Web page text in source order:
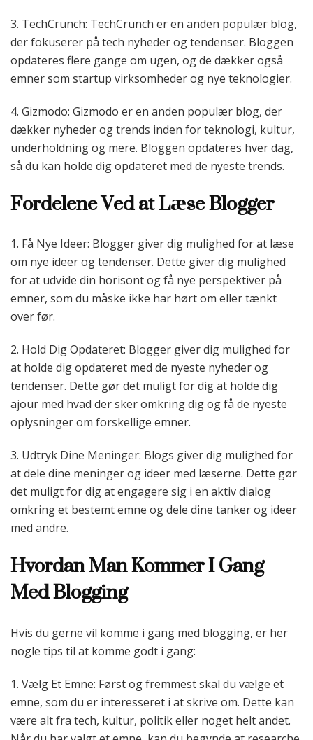
3. TechCrunch: TechCrunch er en anden populær blog,
der fokuserer på tech nyheder og tendenser. Bloggen
opdateres flere gange om ugen, og de dækker også
emner som startup virksomheder og nye teknologier.
4. Gizmodo: Gizmodo er en anden populær blog, der
dækker nyheder og trends inden for teknologi, kultur,
underholdning og mere. Bloggen opdateres hver dag,
så du kan holde dig opdateret med de nyeste trends.
Fordelene Ved at Læse Blogger
1. Få Nye Ideer: Blogger giver dig mulighed for at læse
om nye ideer og tendenser. Dette giver dig mulighed
for at udvide din horisont og få nye perspektiver på
emner, som du måske ikke har hørt om eller tænkt
over før.
2. Hold Dig Opdateret: Blogger giver dig mulighed for
at holde dig opdateret med de nyeste nyheder og
tendenser. Dette gør det muligt for dig at holde dig
ajour med hvad der sker omkring dig og få de nyeste
oplysninger om forskellige emner.
3. Udtryk Dine Meninger: Blogs giver dig mulighed for
at dele dine meninger og ideer med læserne. Dette gør
det muligt for dig at engagere sig i en aktiv dialog
omkring et bestemt emne og dele dine tanker og ideer
med andre.
Hvordan Man Kommer I Gang
Med Blogging
Hvis du gerne vil komme i gang med blogging, er her
nogle tips til at komme godt i gang:
1. Vælg Et Emne: Først og fremmest skal du vælge et
emne, som du er interesseret i at skrive om. Dette kan
være alt fra tech, kultur, politik eller noget helt andet.